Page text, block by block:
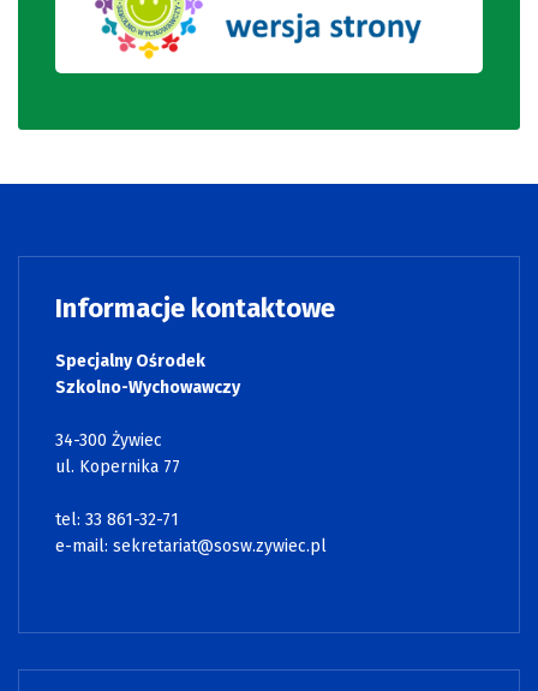
Informacje kontaktowe
Specjalny Ośrodek
Szkolno-Wychowawczy
34-300 Żywiec
ul. Kopernika 77
tel: 33 861-32-71
e-mail: sekretariat@sosw.zywiec.pl